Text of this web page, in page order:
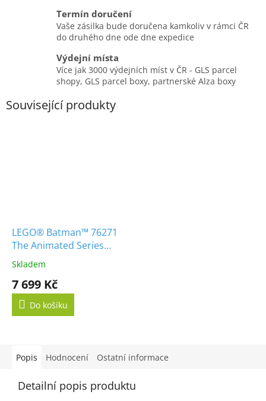
Termín doručení
Vaše zásilka bude doručena kamkoliv v rámci ČR
do druhého dne ode dne expedice
Výdejní místa
Více jak 3000 výdejních míst v ČR - GLS parcel
shopy, GLS parcel boxy, partnerské Alza boxy
Související produkty
LEGO® Batman™ 76271
The Animated Series
Gotham City™
Skladem
7 699 Kč
Do košíku
Popis Hodnocení Ostatní informace
Detailní popis produktu